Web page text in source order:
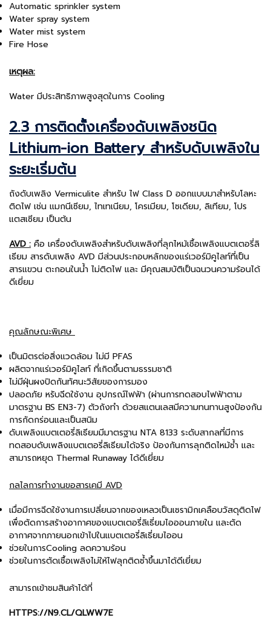
Automatic sprinkler system
Water spray system
Water mist system
Fire Hose
เหตุผล:
Water มีประสิทธิภาพสูงสุดในการ Cooling
2.3 การติดตั้งเครื่องดับเพลิงชนิด
Lithium-ion Battery สำหรับดับเพลิงใน
ระยะเริ่มต้น
ถังดับเพลิง Vermiculite สำหรับ ไฟ Class D ออกแบบมาสำหรับโลหะ
ติดไฟ เช่น แมกนีเซียม, ไทเทเนียม, โครเมียม, โซเดียม, ลิเทียม, โปร
แตสเซียม เป็นต้น
AVD : คือ เครื่องดับเพลิงสำหรับดับเพลิงที่ลุกไหม้เชื้อเพลิงแบตเตอรี่ลิ
เธียม สารดับเพลิง AVD มีส่วนประกอบหลักของแร่เวอร์มิคูไลท์ที่เป็น
สารแขวน ตะกอนในน้ำ ไม่ติดไฟ และ มีคุณสมบัติเป็นฉนวนความร้อนได้
ดีเยี่ยม
คุณลักษณะพิเศษ
เป็นมิตรต่อสิ่งแวดล้อม ไม่มี PFAS
ผลิตจากแร่เวอร์มิคูไลท์ ที่เกิดขึ้นตามธรรมชาติ
ไม่มีฝุ่นผงปิดกันทัศนะวิสัยของการมอง
ปลอดภัย หรับฉีดใช้งาน อุปกรณ์ไฟฟ้า (ผ่านการทดสอบไฟฟ้าตาม
มาตรฐาน BS EN3-7) ตัวถังทำ ด้วยสแตนเลสมีความทนทานสูงป้องกัน
การกัดกร่อนและเป็นสนิม
ดับเพลิงแบตเตอรี่ลิเธียมมีมาตรฐาน NTA 8133 ระดับสากลที่มีการ
ทดสอบดับเพลิงแบตเตอรี่ลิเธียมได้จริง ป้องกันการลุกติดไหม้ซ้ำ และ
สามารถหยุด Thermal Runaway ได้ดีเยี่ยม
กลไลการทำงานขอสารเคมี AVD
เมื่อมีการฉีดใช้งานการเปลี่ยนจากของเหลวเป็นเซรามิกเคลือบวัสดุติดไฟ
เพื่อตัดการสร้างอากาศของแบตเตอรี่ลิเธี่ยมไอออนภายใน และตัด
อากาศจากภายนอกเข้าไปในแบตเตอรี่ลิเธี่ยมไออน
ช่วยในการCooling ลดความร้อน
ช่วยในการตัดเชื้อเพลิงไม่ให้ไฟลุกติดซ้ำขึ้นมาได้ดีเยี่ยม
สามารถเข้าชมสินค้าได้ที่
HTTPS://N9.CL/QLWW7E